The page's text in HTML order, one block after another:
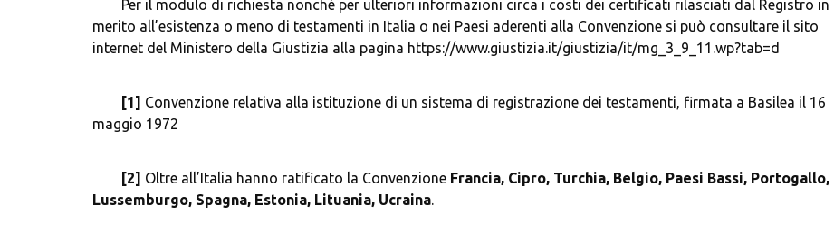
merito all’esistenza o meno di testamenti in Italia o nei Paesi aderenti alla Convenzione si può consultare il sito
[1] Convenzione relativa alla istituzione di un sistema di registrazione dei testamenti, firmata a Basilea il 16
[2] Oltre all’Italia hanno ratificato la Convenzione Francia, Cipro, Turchia, Belgio, Paesi Bassi, Portogallo,
Lussemburgo, Spagna, Estonia, Lituania, Ucraina